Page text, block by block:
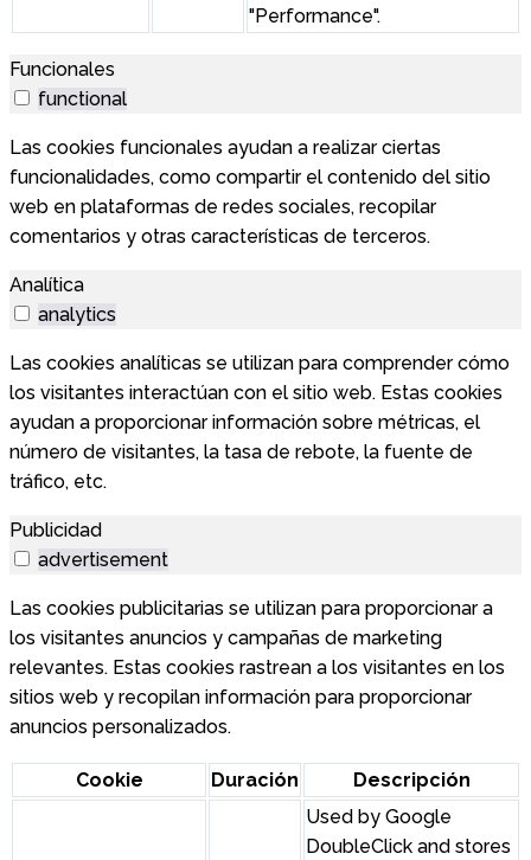
"Performance".
Funcionales
functional
Las cookies funcionales ayudan a realizar ciertas
funcionalidades, como compartir el contenido del sitio
web en plataformas de redes sociales, recopilar
comentarios y otras características de terceros.
Analítica
analytics
Las cookies analíticas se utilizan para comprender cómo
los visitantes interactúan con el sitio web. Estas cookies
ayudan a proporcionar información sobre métricas, el
número de visitantes, la tasa de rebote, la fuente de
tráfico, etc.
Publicidad
advertisement
Las cookies publicitarias se utilizan para proporcionar a
los visitantes anuncios y campañas de marketing
relevantes. Estas cookies rastrean a los visitantes en los
sitios web y recopilan información para proporcionar
anuncios personalizados.
Cookie Duración Descripción
Used by Google
DoubleClick and stores